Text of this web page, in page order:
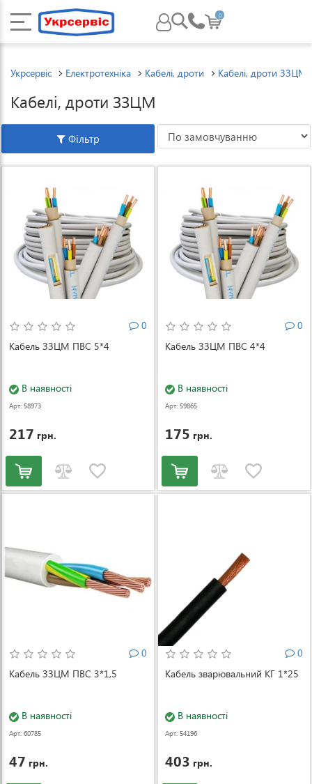
0
Укрсервіс Електротехніка Кабелі, дроти Кабелі, дроти ЗЗЦМ
Кабелі, дроти ЗЗЦМ
Фільтр
0
Кабель ЗЗЦМ ПВС 5*4
В наявності
Арт: 58973
217 грн.
0
Кабель ЗЗЦМ ПВС 4*4
В наявності
Арт: 59865
175 грн.
0
Кабель ЗЗЦМ ПВС 3*1,5
В наявності
Арт: 60785
47 грн.
0
Кабель зварювальний КГ 1*25
В наявності
Арт: 54196
403 грн.